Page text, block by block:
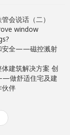
会说话（二）
window
安全——磁控溅射
建筑解决方案 创
做舒适住宅及建
伙伴